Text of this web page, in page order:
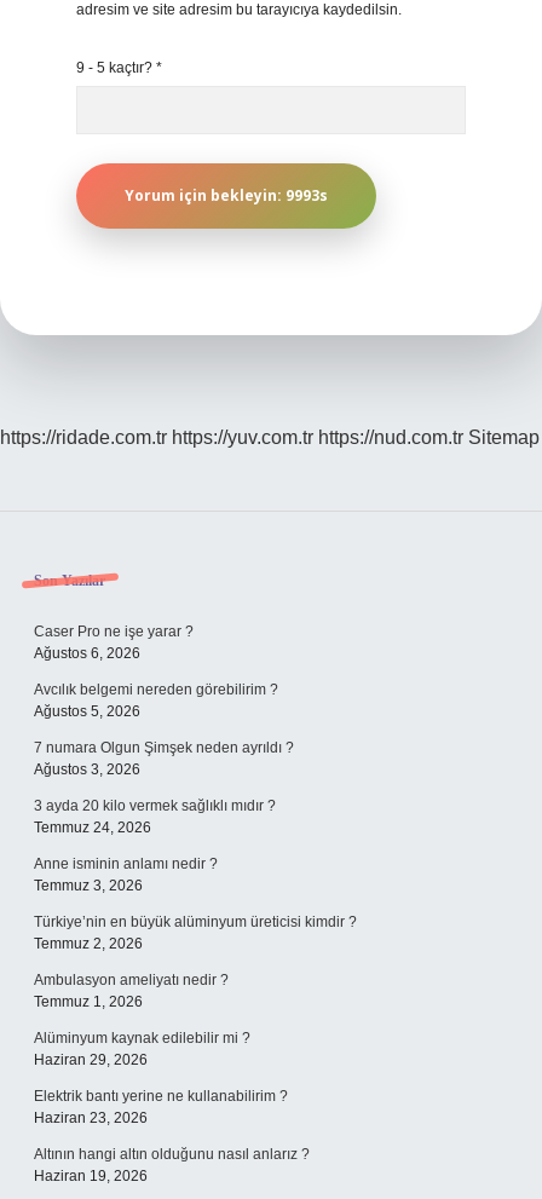
adresim ve site adresim bu tarayıcıya kaydedilsin.
9 - 5 kaçtır? *
https://ridade.com.tr https://yuv.com.tr https://nud.com.tr Sitemap
Sidebar
Son Yazılar
Caser Pro ne işe yarar ?
Ağustos 6, 2026
Avcılık belgemi nereden görebilirim ?
Ağustos 5, 2026
7 numara Olgun Şimşek neden ayrıldı ?
Ağustos 3, 2026
3 ayda 20 kilo vermek sağlıklı mıdır ?
Temmuz 24, 2026
Anne isminin anlamı nedir ?
Temmuz 3, 2026
Türkiye’nin en büyük alüminyum üreticisi kimdir ?
Temmuz 2, 2026
Ambulasyon ameliyatı nedir ?
Temmuz 1, 2026
Alüminyum kaynak edilebilir mi ?
Haziran 29, 2026
Elektrik bantı yerine ne kullanabilirim ?
Haziran 23, 2026
Altının hangi altın olduğunu nasıl anlarız ?
Haziran 19, 2026